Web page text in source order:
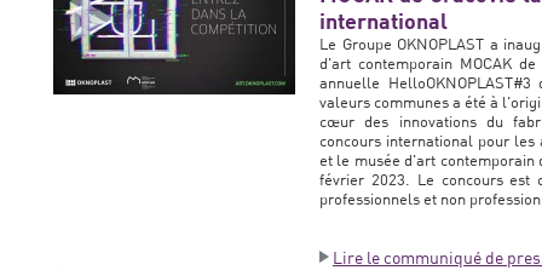
international
Le Groupe OKNOPLAST a
d'art contemporain MOCAK
annuelle
valeurs communes a été à
cœur des innovations du
concours international pour les
et le musée d'art contemporain
février 2023. Le concours est
professionnels et non
Lire le communiqué de